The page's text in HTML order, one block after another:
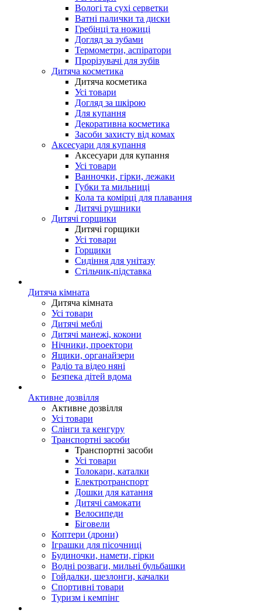
Вологі та сухі серветки
Ватні палички та диски
Гребінці та ножиці
Догляд за зубами
Термометри, аспіратори
Прорізувачі для зубів
Дитяча косметика
Дитяча косметика
Усі товари
Догляд за шкірою
Для купання
Декоративна косметика
Засоби захисту від комах
Аксесуари для купання
Аксесуари для купання
Усі товари
Ванночки, гірки, лежаки
Губки та мильниці
Кола та комірці для плавання
Дитячі рушники
Дитячі горщики
Дитячі горщики
Усі товари
Горщики
Сидіння для унітазу
Стільчик-підставка
Дитяча кімната
Дитяча кімната
Усі товари
Дитячі меблі
Дитячі манежі, кокони
Нічники, проектори
Ящики, органайзери
Радіо та відео няні
Безпека дітей вдома
Активне дозвілля
Активне дозвілля
Усі товари
Слінги та кенгуру
Транспортні засоби
Транспортні засоби
Усі товари
Толокари, каталки
Електротранспорт
Дошки для катання
Дитячі самокати
Велосипеди
Біговели
Коптери (дрони)
Іграшки для пісочниці
Будиночки, намети, гірки
Водні розваги, мильні бульбашки
Гойдалки, шезлонги, качалки
Спортивні товари
Туризм і кемпінг